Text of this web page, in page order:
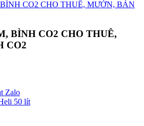
BÌNH CO2 CHO THUÊ,
CO2
Zalo